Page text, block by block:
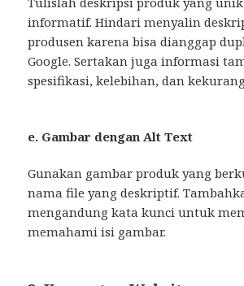
informatif. Hindari menyalin
produsen karena bisa dianggap
Google. Sertakan juga informasi
spesifikasi, kelebihan, dan
e. Gambar dengan Alt Text
Gunakan gambar produk yang
nama file yang deskriptif.
mengandung kata kunci untuk
memahami isi gambar.